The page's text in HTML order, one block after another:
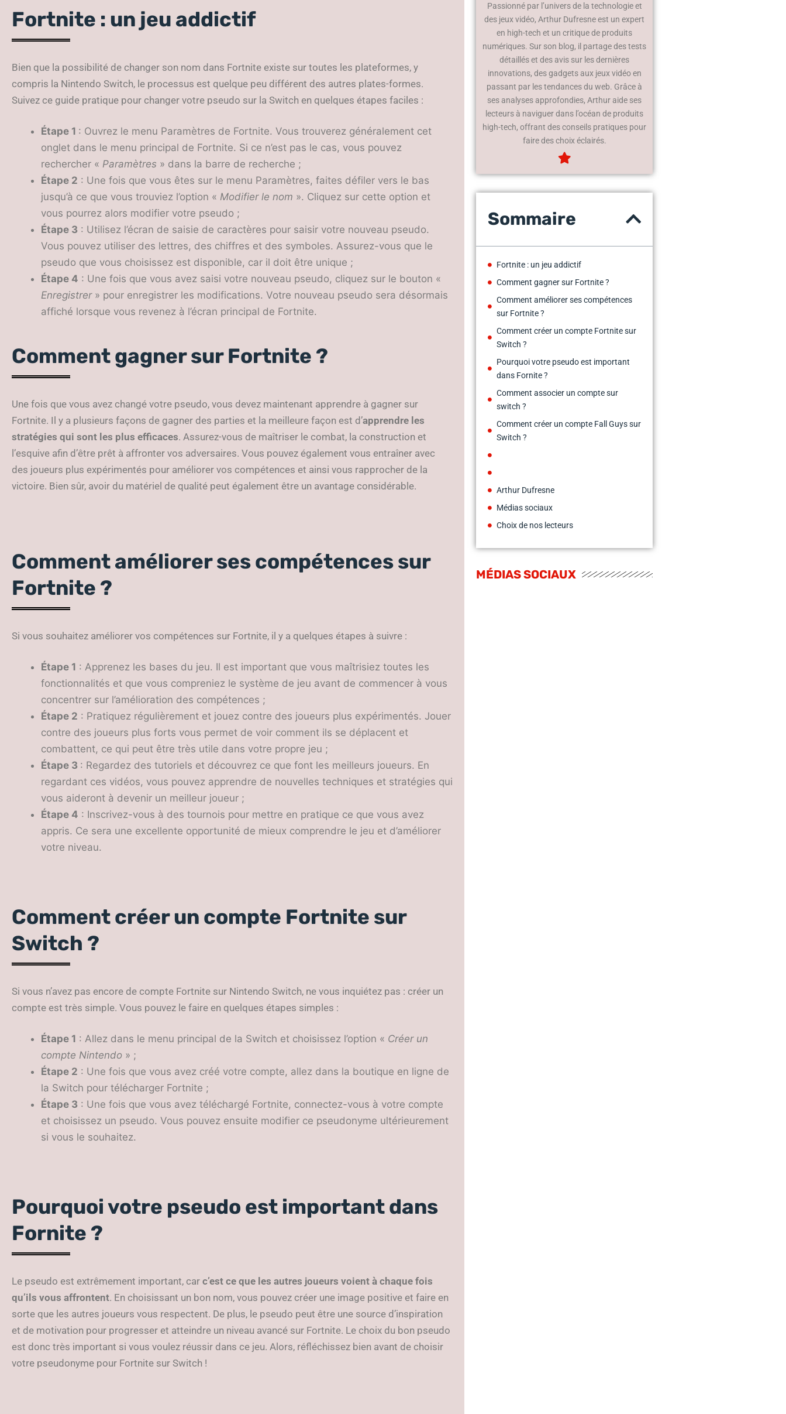
Fortnite : un jeu addictif
Bien que la possibilité de changer son nom dans Fortnite existe sur toutes les plateformes, y
compris la Nintendo Switch, le processus est quelque peu différent des autres plates-formes.
Suivez ce guide pratique pour changer votre pseudo sur la Switch en quelques étapes faciles :
Étape 1 : Ouvrez le menu Paramètres de Fortnite. Vous trouverez généralement cet
onglet dans le menu principal de Fortnite. Si ce n’est pas le cas, vous pouvez
rechercher « Paramètres » dans la barre de recherche ;
Étape 2 : Une fois que vous êtes sur le menu Paramètres, faites défiler vers le bas
jusqu’à ce que vous trouviez l’option « Modifier le nom ». Cliquez sur cette option et
vous pourrez alors modifier votre pseudo ;
Étape 3 : Utilisez l’écran de saisie de caractères pour saisir votre nouveau pseudo.
Vous pouvez utiliser des lettres, des chiffres et des symboles. Assurez-vous que le
pseudo que vous choisissez est disponible, car il doit être unique ;
Étape 4 : Une fois que vous avez saisi votre nouveau pseudo, cliquez sur le bouton «
Enregistrer» pour enregistrer les modifications. Votre nouveau pseudo sera désormais
affiché lorsque vous revenez à l’écran principal de Fortnite.
Comment gagner sur Fortnite ?
Une fois que vous avez changé votre pseudo, vous devez maintenant apprendre à gagner sur
Fortnite. Il y a plusieurs façons de gagner des parties et la meilleure façon est d’apprendre les
stratégies qui sont les plus efficaces. Assurez-vous de maîtriser le combat, la construction et
l’esquive afin d’être prêt à affronter vos adversaires. Vous pouvez également vous entraîner avec
des joueurs plus expérimentés pour améliorer vos compétences et ainsi vous rapprocher de la
victoire. Bien sûr, avoir du matériel de qualité peut également être un avantage considérable.
Comment améliorer ses compétences sur
Fortnite ?
Si vous souhaitez améliorer vos compétences sur Fortnite, il y a quelques étapes à suivre :
Étape 1 : Apprenez les bases du jeu. Il est important que vous maîtrisiez toutes les
fonctionnalités et que vous compreniez le système de jeu avant de commencer à vous
concentrer sur l’amélioration des compétences ;
Étape 2 : Pratiquez régulièrement et jouez contre des joueurs plus expérimentés. Jouer
contre des joueurs plus forts vous permet de voir comment ils se déplacent et
combattent, ce qui peut être très utile dans votre propre jeu ;
Étape 3 : Regardez des tutoriels et découvrez ce que font les meilleurs joueurs. En
regardant ces vidéos, vous pouvez apprendre de nouvelles techniques et stratégies qui
vous aideront à devenir un meilleur joueur ;
Étape 4 : Inscrivez-vous à des tournois pour mettre en pratique ce que vous avez
appris. Ce sera une excellente opportunité de mieux comprendre le jeu et d’améliorer
votre niveau.
Comment créer un compte Fortnite sur
Switch ?
Si vous n’avez pas encore de compte Fortnite sur Nintendo Switch, ne vous inquiétez pas : créer un
compte est très simple. Vous pouvez le faire en quelques étapes simples :
Étape 1 : Allez dans le menu principal de la Switch et choisissez l’option « Créer un
compte Nintendo » ;
Étape 2 : Une fois que vous avez créé votre compte, allez dans la boutique en ligne de
la Switch pour télécharger Fortnite ;
Étape 3 : Une fois que vous avez téléchargé Fortnite, connectez-vous à votre compte
et choisissez un pseudo. Vous pouvez ensuite modifier ce pseudonyme ultérieurement
si vous le souhaitez.
Pourquoi votre pseudo est important dans
Fornite ?
Le pseudo est extrêmement important, car c’est ce que les autres joueurs voient à chaque fois
qu’ils vous affrontent. En choisissant un bon nom, vous pouvez créer une image positive et faire en
sorte que les autres joueurs vous respectent. De plus, le pseudo peut être une source d’inspiration
et de motivation pour progresser et atteindre un niveau avancé sur Fortnite. Le choix du bon pseudo
est donc très important si vous voulez réussir dans ce jeu. Alors, réfléchissez bien avant de choisir
votre pseudonyme pour Fortnite sur Switch !
Passionné par l’univers de la technologie et
des jeux vidéo, Arthur Dufresne est un expert
en high-tech et un critique de produits
numériques. Sur son blog, il partage des tests
détaillés et des avis sur les dernières
innovations, des gadgets aux jeux vidéo en
passant par les tendances du web. Grâce à
ses analyses approfondies, Arthur aide ses
lecteurs à naviguer dans l’océan de produits
high-tech, offrant des conseils pratiques pour
faire des choix éclairés.
Sommaire
Fortnite : un jeu addictif
Comment gagner sur Fortnite ?
Comment améliorer ses compétences
sur Fortnite ?
Comment créer un compte Fortnite sur
Switch ?
Pourquoi votre pseudo est important
dans Fornite ?
Comment associer un compte sur
switch ?
Comment créer un compte Fall Guys sur
Switch ?
Arthur Dufresne
Médias sociaux
Choix de nos lecteurs
MÉDIAS SOCIAUX